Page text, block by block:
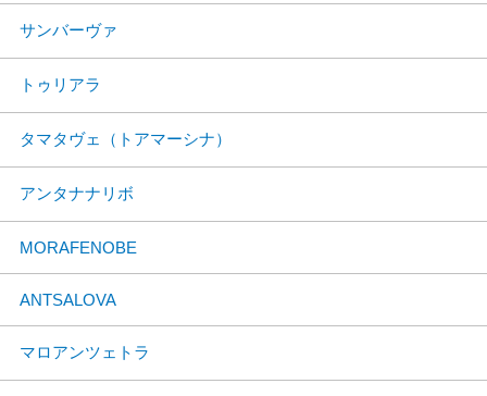
サンバーヴァ
トゥリアラ
タマタヴェ（トアマーシナ）
アンタナナリボ
MORAFENOBE
ANTSALOVA
マロアンツェトラ